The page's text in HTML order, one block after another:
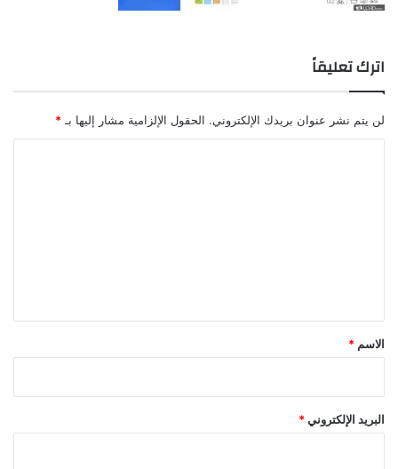
اترك تعليقاً
لن يتم نشر عنوان بريدك الإلكتروني. الحقول الإلزامية مشار إليها بـ *
*
الاسم *
البريد الإلكتروني*